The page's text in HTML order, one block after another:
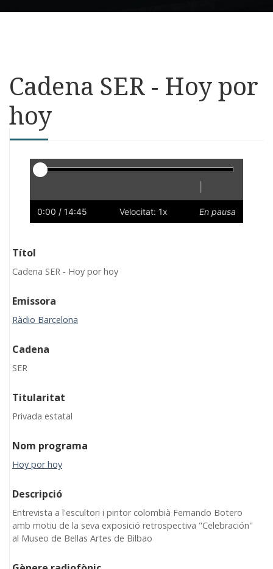
Cadena SER - Hoy por
hoy
Reproductor
Lent
0:00 / 14:45 Velocitat: 1x En pausa
Títol
Cadena SER - Hoy por hoy
Emissora
Ràdio Barcelona
Cadena
SER
Titularitat
Privada estatal
Nom programa
Hoy por hoy
Descripció
Entrevista a l'escultori i pintor colombià Fernando Botero
amb motiu de la seva exposició retrospectiva "Celebración"
al Museo de Bellas Artes de Bilbao